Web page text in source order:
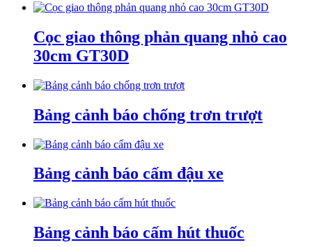
Cọc giao thông phản quang nhỏ cao
30cm GT30D
Bảng cảnh báo chống trơn trượt
Bảng cảnh báo cấm đậu xe
Bảng cảnh báo cấm hút thuốc